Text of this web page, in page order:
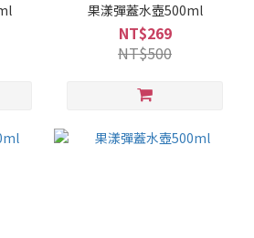
果漾彈蓋水壺500ml
NT$269
NT$500